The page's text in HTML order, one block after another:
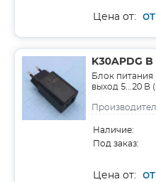
Цена от:
K30APDG B
Блок
выход 5...20 В
Наличие:
Под заказ:
Цена от: